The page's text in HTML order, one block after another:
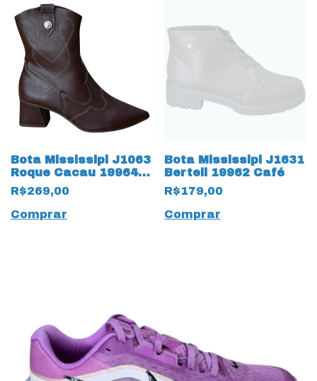
Bota Mississipi J1063
Roque Cacau 19964
Café
R$269,00
Comprar
Bota Mississipi J1631
Berteli 19962 Café
R$179,00
Comprar